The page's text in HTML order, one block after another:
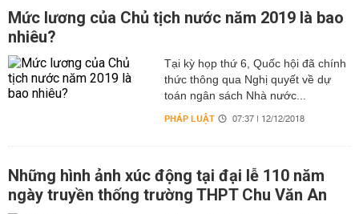
Mức lương của Chủ tịch nước năm 2019 là bao
nhiêu?
Tại kỳ họp thứ 6, Quốc hội đã chính
thức thông qua Nghị quyết về dự
toán ngân sách Nhà nước...
PHÁP LUẬT 07:37 | 12/12/2018
Những hình ảnh xúc động tại đại lễ 110 năm
ngày truyền thống trường THPT Chu Văn An